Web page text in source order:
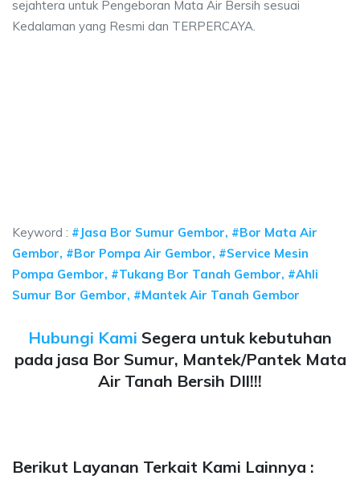
sejahtera untuk Pengeboran Mata Air Bersih sesuai
Kedalaman yang Resmi dan TERPERCAYA.
Keyword : #Jasa Bor Sumur Gembor, #Bor Mata Air
Gembor, #Bor Pompa Air Gembor, #Service Mesin
Pompa Gembor, #Tukang Bor Tanah Gembor, #Ahli
Sumur Bor Gembor, #Mantek Air Tanah Gembor
Hubungi Kami Segera untuk kebutuhan
pada jasa Bor Sumur, Mantek/Pantek Mata
Air Tanah Bersih Dll!!!
Berikut Layanan Terkait Kami Lainnya :